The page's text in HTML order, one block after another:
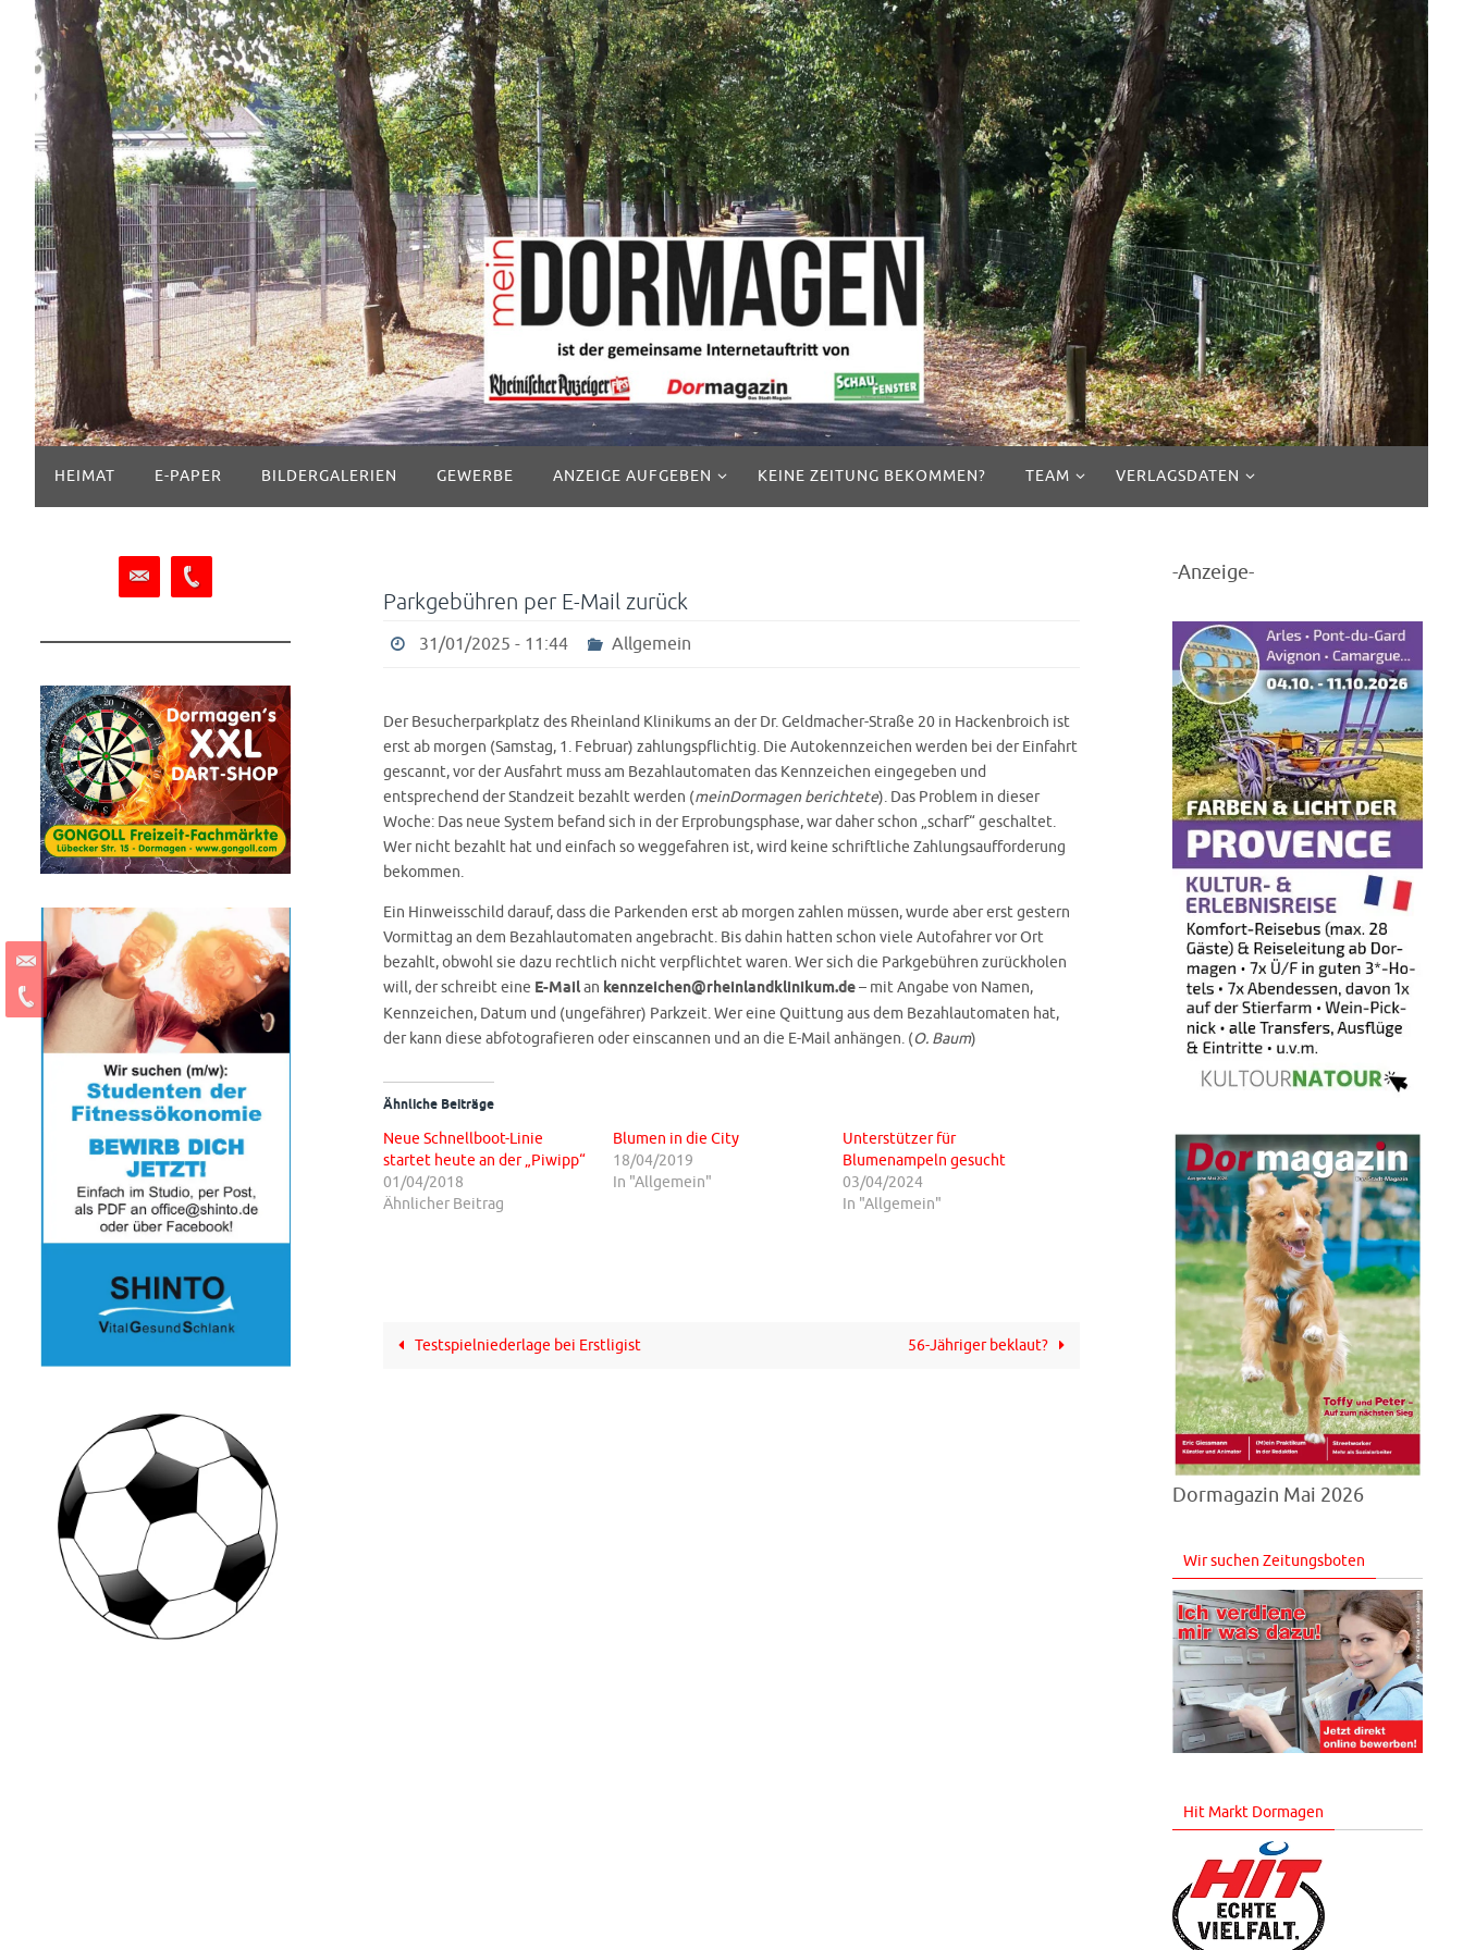
springen
Inhalt
springen
HEIMAT E-PAPER BILDERGALERIEN GEWERBE ANZEIGE AUFGEBEN KEINE ZEITUNG BEKOMMEN? TEAM VERLAGSDATEN
Parkgebühren per E-Mail zurück
31/01/2025 - 11:44 Allgemein
Der Besucherparkplatz des Rheinland Klinikums an der Dr. Geldmacher-Straße 20 in Hackenbroich ist
erst ab morgen (Samstag, 1. Februar) zahlungspflichtig. Die Autokennzeichen werden bei der Einfahrt
gescannt, vor der Ausfahrt muss am Bezahlautomaten das Kennzeichen eingegeben und
entsprechend der Standzeit bezahlt werden (meinDormagen berichtete). Das Problem in dieser
Woche: Das neue System befand sich in der Erprobungsphase, war daher schon „scharf“ geschaltet.
Wer nicht bezahlt hat und einfach so weggefahren ist, wird keine schriftliche Zahlungsaufforderung
bekommen.
Ein Hinweisschild darauf, dass die Parkenden erst ab morgen zahlen müssen, wurde aber erst gestern
Vormittag an dem Bezahlautomaten angebracht. Bis dahin hatten schon viele Autofahrer vor Ort
bezahlt, obwohl sie dazu rechtlich nicht verpflichtet waren. Wer sich die Parkgebühren zurückholen
will, der schreibt eine E-Mailan kennzeichen@rheinlandklinikum.de– mit Angabe von Namen,
Kennzeichen, Datum und (ungefährer) Parkzeit. Wer eine Quittung aus dem Bezahlautomaten hat,
der kann diese abfotografieren oder einscannen und an die E-Mail anhängen. (O. Baum)
Ähnliche Beiträge
Neue Schnellboot-Linie
startet heute an der „Piwipp“
01/04/2018
Ähnlicher Beitrag
Blumen in die City
18/04/2019
In "Allgemein"
Unterstützer für
Blumenampeln gesucht
03/04/2024
In "Allgemein"
Testspielniederlage bei Erstligist 56-Jähriger beklaut?
-Anzeige-
Dormagazin Mai 2026
Wir suchen Zeitungsboten
Hit Markt Dormagen